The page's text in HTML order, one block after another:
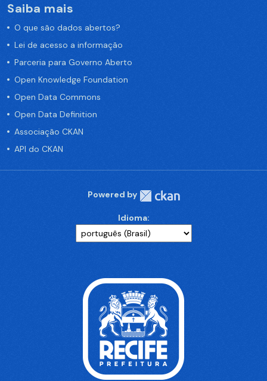
Saiba mais
O que são dados abertos?
Lei de acesso a informação
Parceria para Governo Aberto
Open Knowledge Foundation
Open Data Commons
Open Data Definition
Associação CKAN
API do CKAN
Powered by
Idioma